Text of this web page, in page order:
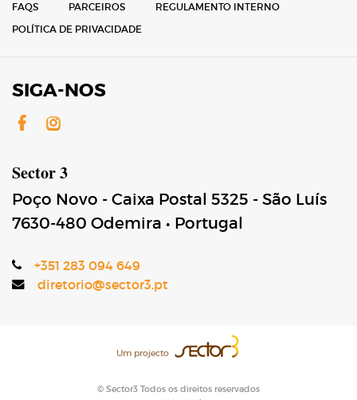
FAQS PARCEIROS
REGULAMENTO INTERNO
POLÍTICA DE PRIVACIDADE
SIGA-NOS
Facebook
Instagram
Sector 3
Poço Novo - Caixa Postal 5325 - São Luís
7630-480 Odemira • Portugal
+351 283 094 649
diretorio@sector3.pt
© Sector3 Todos os direitos reservados
Um projecto